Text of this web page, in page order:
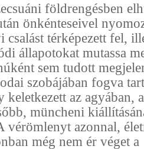
földrengésben
önkénteseivel
csalást térképezett fel,
állapotokat mutassa
sem tudott
szobájában fogva
az agyában,
müncheni
vérömlenyt azonnal,
még nem ér véget a